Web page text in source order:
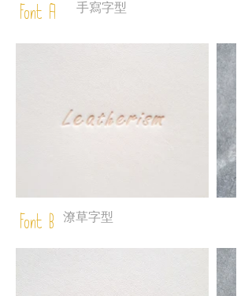
Font A 手寫字型
Font B 潦草字型